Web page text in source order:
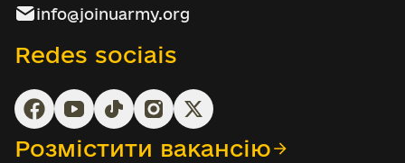
info@joinuarmy.org
Redes sociais
Розмістити вакансію